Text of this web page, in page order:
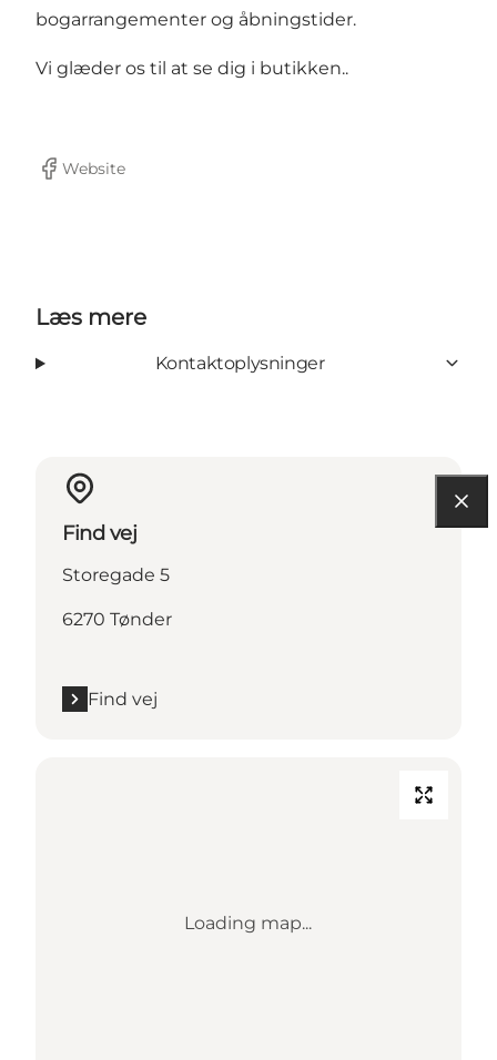
bogarrangementer og åbningstider.
Vi glæder os til at se dig i butikken..
Facebook
Website
Læs mere
Kontaktoplysninger
Find vej
Storegade 5
6270 Tønder
Find vej
Loading map...